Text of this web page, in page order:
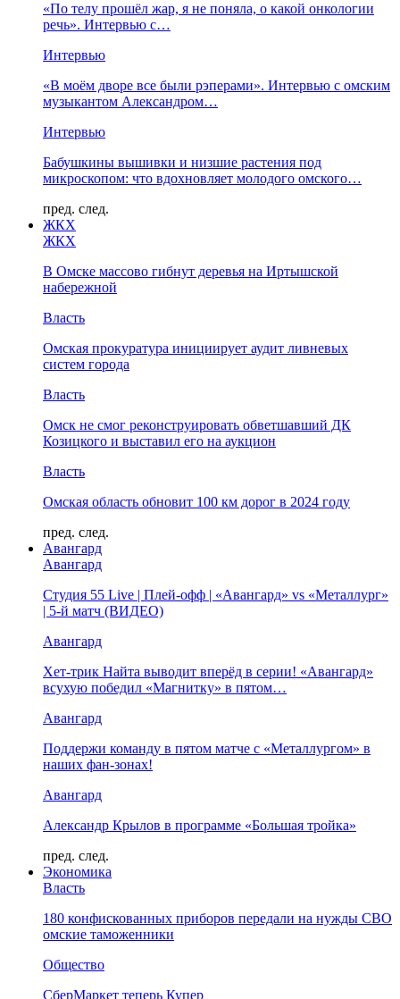
«По телу прошёл жар, я не поняла, о какой онкологии
речь». Интервью с…
Интервью
«В моём дворе все были рэперами». Интервью с омским
музыкантом Александром…
Интервью
Бабушкины вышивки и низшие растения под
микроскопом: что вдохновляет молодого омского…
пред. след.
ЖКХ
ЖКХ
В Омске массово гибнут деревья на Иртышской
набережной
Власть
Омская прокуратура инициирует аудит ливневых
систем города
Власть
Омск не смог реконструировать обветшавший ДК
Козицкого и выставил его на аукцион
Власть
Омская область обновит 100 км дорог в 2024 году
пред. след.
Авангард
Авангард
Студия 55 Live | Плей-офф | «Авангард» vs «Металлург»
| 5-й матч (ВИДЕО)
Авангард
Хет-трик Найта выводит вперёд в серии! «Авангард»
всухую победил «Магнитку» в пятом…
Авангард
Поддержи команду в пятом матче с «Металлургом» в
наших фан-зонах!
Авангард
Александр Крылов в программе «Большая тройка»
пред. след.
Экономика
Власть
180 конфискованных приборов передали на нужды СВО
омские таможенники
Общество
СберМаркет теперь Купер